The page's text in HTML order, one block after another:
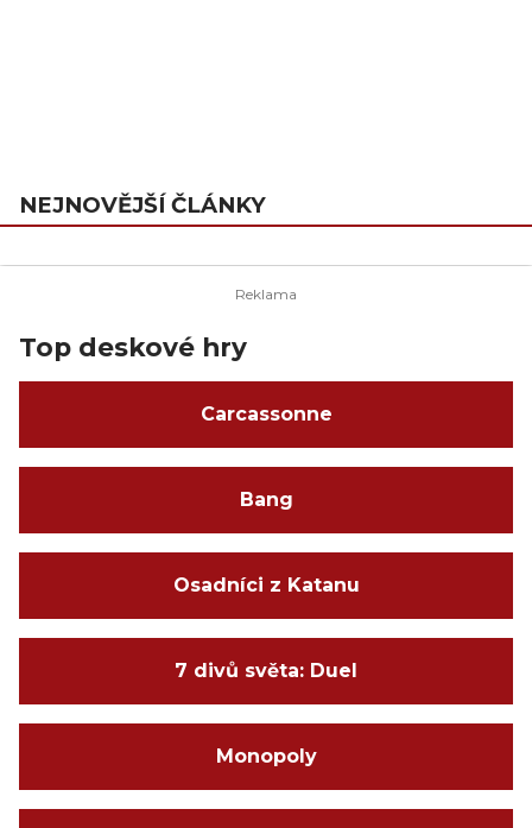
NEJNOVĚJŠÍ ČLÁNKY
Top deskové hry
Carcassonne
Bang
Osadníci z Katanu
7 divů světa: Duel
Monopoly